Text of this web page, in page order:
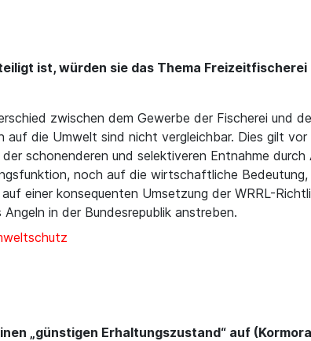
ist, würden sie das Thema
zwischen dem Gewerbe der Fischerei und
auf die Umwelt sind nicht vergleichbar. Dies gilt
schonenderen und selektiveren Entnahme
noch auf die wirtschaftliche Bedeutung,
einer konsequenten Umsetzung der WRRL-
in der Bundesrepublik anstreben.
„günstigen Erhaltungszustand“ auf